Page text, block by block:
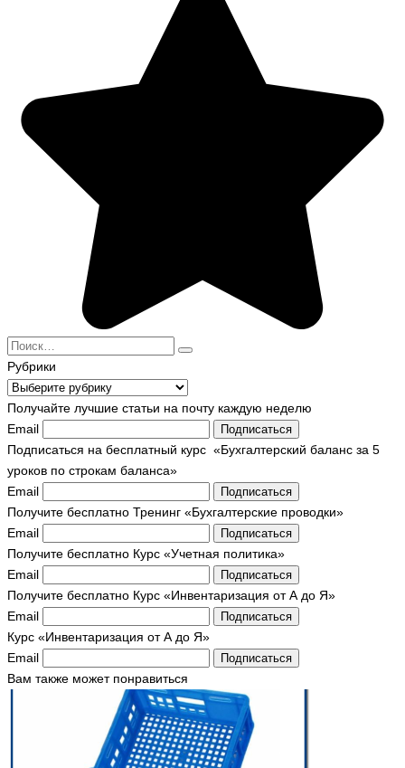
Search
for:
Рубрики
Рубрики
Получайте лучшие статьи на почту каждую неделю
Email
Подписаться
Подписаться на бесплатный курс «Бухгалтерский баланс за 5
уроков по строкам баланса»
Email
Подписаться
Получите бесплатно Тренинг «Бухгалтерские проводки»
Email
Подписаться
Получите бесплатно Курс «Учетная политика»
Email
Подписаться
Получите бесплатно Курс «Инвентаризация от А до Я»
Email
Подписаться
Курс «Инвентаризация от А до Я»
Email
Подписаться
Вам также может понравиться